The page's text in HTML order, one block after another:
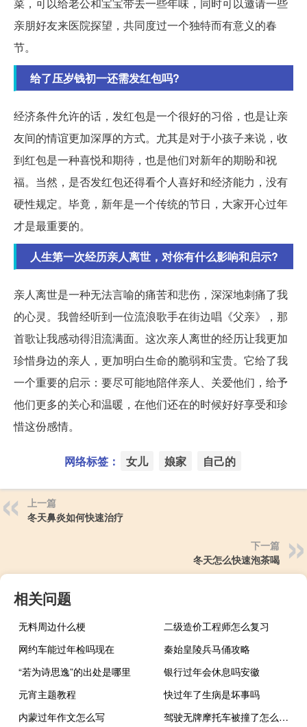
菜，可以给老公和宝宝带去一些年味，同时可以邀请一些
亲朋好友来医院探望，共同度过一个独特而有意义的春
节。
给了压岁钱初一还需发红包吗?
经济条件允许的话，发红包是一个很好的习俗，也是让亲
友间的情谊更加深厚的方式。尤其是对于小孩子来说，收
到红包是一种喜悦和期待，也是他们对新年的期盼和祝
福。当然，是否发红包还得看个人喜好和经济能力，没有
硬性规定。毕竟，新年是一个传统的节日，大家开心过年
才是最重要的。
人生第一次经历亲人离世，对你有什么影响和启示?
亲人离世是一种无法言喻的痛苦和悲伤，深深地刺痛了我
的心灵。我曾经听到一位流浪歌手在街边唱《父亲》，那
首歌让我感动得泪流满面。这次亲人离世的经历让我更加
珍惜身边的亲人，更加明白生命的脆弱和宝贵。它给了我
一个重要的启示：要尽可能地陪伴亲人、关爱他们，给予
他们更多的关心和温暖，在他们还在的时候好好享受和珍
惜这份感情。
网络标签： 女儿 娘家 自己的
上一篇
冬天鼻炎如何快速治疗
下一篇
冬天怎么快速泡茶喝
相关问题
无料周边什么梗
二级造价工程师怎么复习
网约车能过年检吗现在
秦始皇陵兵马俑攻略
“若为诗思逸”的出处是哪里
银行过年会休息吗安徽
元宵主题教程
快过年了生病是坏事吗
内蒙过年作文怎么写
驾驶无牌摩托车被撞了怎么处理